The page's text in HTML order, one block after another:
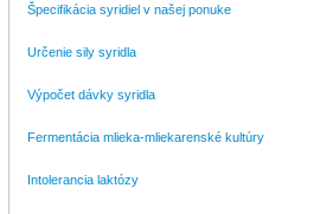
Špecifikácia syridiel v našej ponuke
Určenie sily syridla
Výpočet dávky syridla
Fermentácia mlieka-mliekarenské kultúry
Intolerancia laktózy